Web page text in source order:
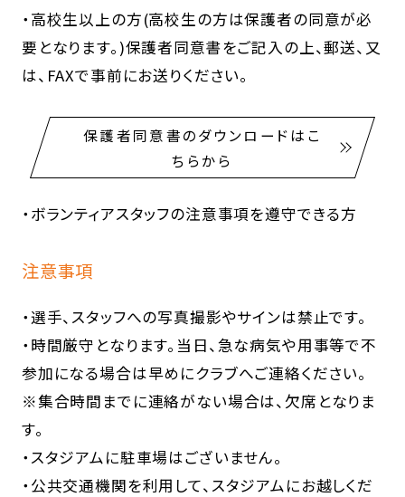
・高校生以上の方(高校生の方は保護者の同意が必
要となります。)保護者同意書をご記入の上、郵送、又
は、FAXで事前にお送りください。
保護者同意書のダウンロードはこ
ちらから
・ボランティアスタッフの注意事項を遵守できる方
注意事項
・選手、スタッフへの写真撮影やサインは禁止です。
・時間厳守となります。当日、急な病気や用事等で不
参加になる場合は早めにクラブへご連絡ください。
※集合時間までに連絡がない場合は、欠席となりま
す。
・スタジアムに駐車場はございません。
・公共交通機関を利用して、スタジアムにお越しくだ